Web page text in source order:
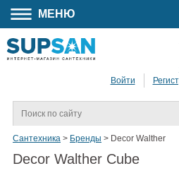
МЕНЮ
Войти
Сантехника > Бренды > Decor Walther
Decor Walther Cube